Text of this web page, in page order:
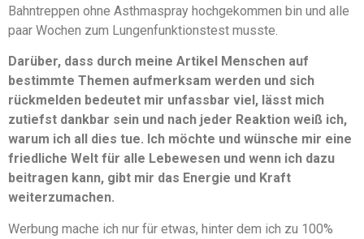
Bahntreppen ohne Asthmaspray hochgekommen bin und alle
paar Wochen zum Lungenfunktionstest musste.
Darüber, dass durch meine Artikel Menschen auf
bestimmte Themen aufmerksam werden und sich
rückmelden bedeutet mir unfassbar viel, lässt mich
zutiefst dankbar sein und nach jeder Reaktion weiß ich,
warum ich all dies tue. Ich möchte und wünsche mir eine
friedliche Welt für alle Lebewesen und wenn ich dazu
beitragen kann, gibt mir das Energie und Kraft
weiterzumachen.
Werbung mache ich nur für etwas, hinter dem ich zu 100%